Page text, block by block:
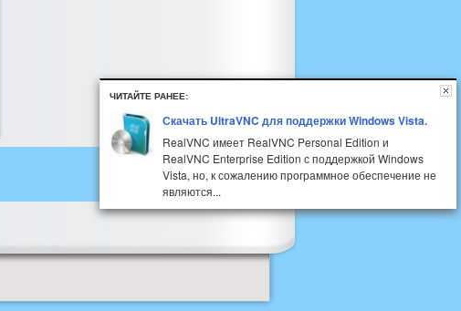
ЧИТАЙТЕ РАНЕЕ:
Скачать UltraVNC для поддержки Windows Vista.
RealVNC имеет RealVNC Personal Edition и
RealVNC Enterprise Edition с поддержкой Windows
Vista, но, к сожалению программное обеспечение не
являются...